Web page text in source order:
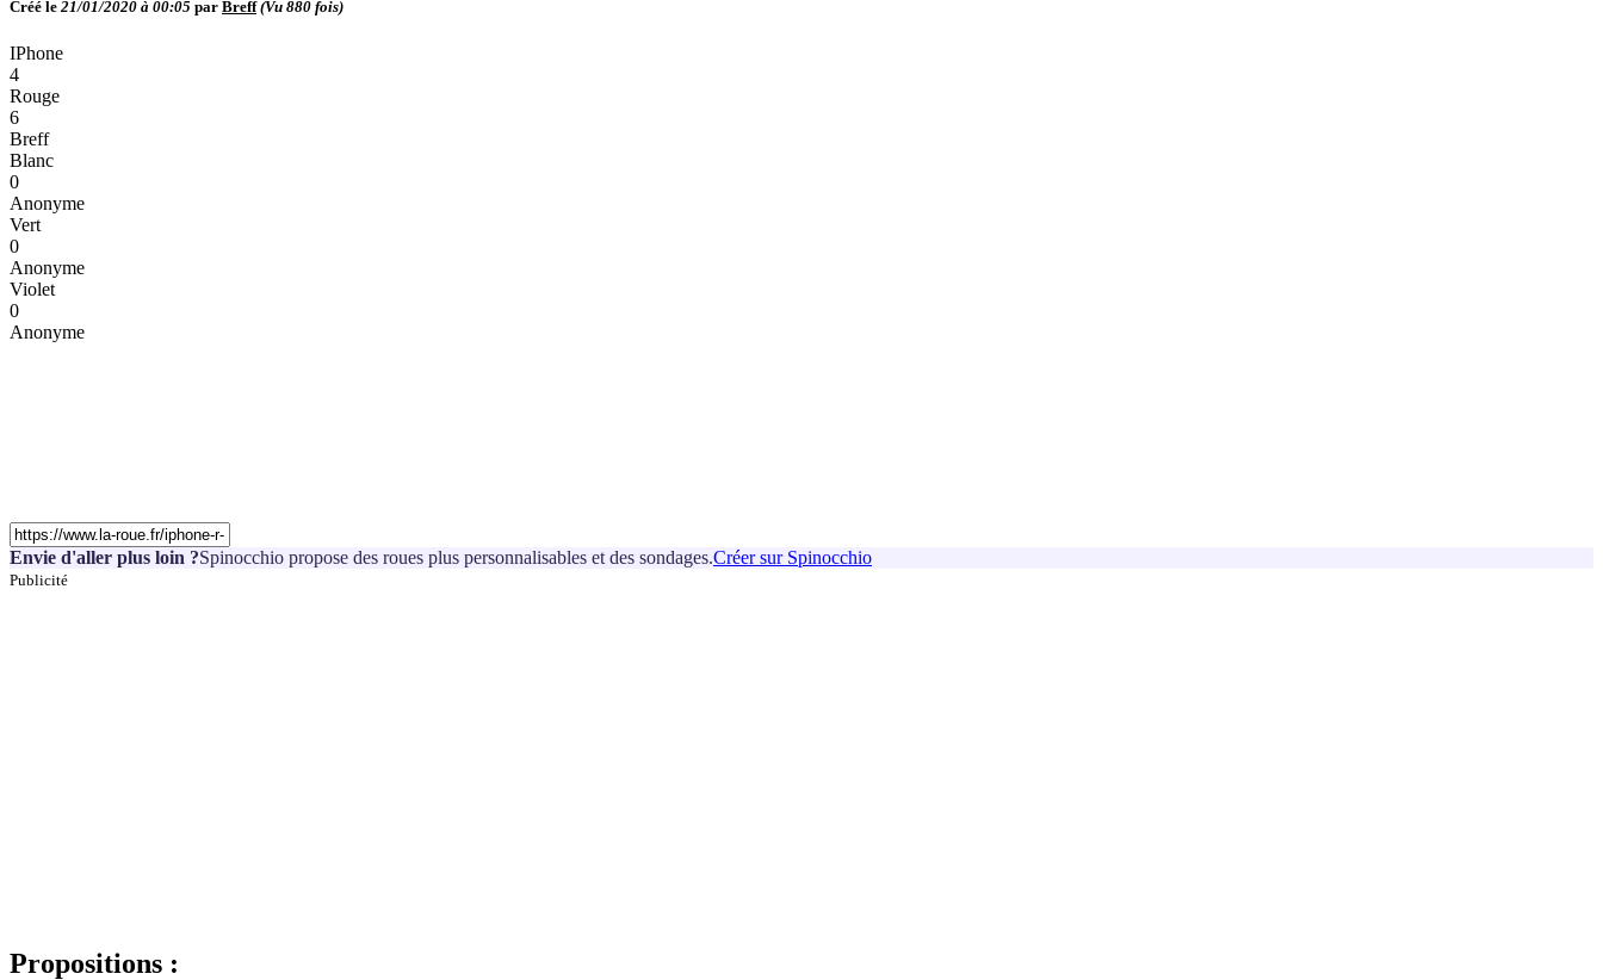
Créé le 21/01/2020 à 00:05 par Breff (Vu 880 fois)
IPhone
4
Rouge
6
Breff
Blanc
0
Anonyme
Vert
0
Anonyme
Violet
0
Anonyme
Envie d'aller plus loin ?Spinocchio propose des roues plus personnalisables et des sondages.Créer sur Spinocchio
Publicité
Propositions :